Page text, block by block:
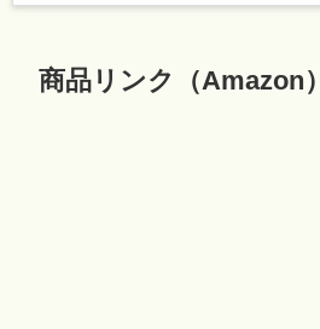
商品リンク（Amazon）